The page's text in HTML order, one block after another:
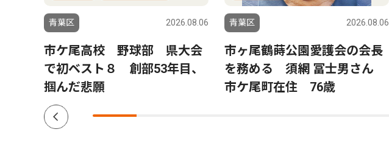
青葉区 2026.08.06
市ケ尾高校 野球部 県大会
で初ベスト８ 創部53年目、
掴んだ悲願
青葉区 2026.08.06
市ヶ尾鶴蒔公園愛護会の会長
を務める 須網 冨士男さん
市ケ尾町在住 76歳